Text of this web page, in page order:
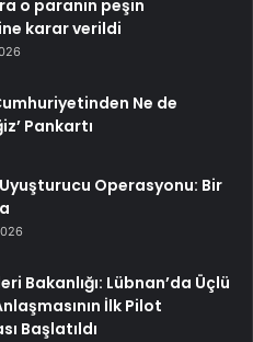
o paranın peşin
karar verildi
Ne de
Pankartı
Operasyonu: Bir
Bakanlığı: Lübnan’da Üçlü
İlk Pilot
Başlatıldı